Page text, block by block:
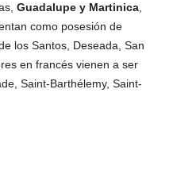
Guadalupe y Martinica
como posesión de
los Santos, Deseada, San
en francés vienen a ser
Saint-Barthélemy, Saint-